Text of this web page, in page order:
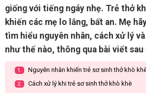
giống với tiếng ngáy nhẹ. Trẻ thở
khiến các mẹ lo lắng, bất an. Mẹ
tìm hiểu nguyên nhân, cách xử lý
như thế nào, thông qua bài viết sau
1. Nguyên nhân khiến trẻ sơ sinh thở khò
2. Cách xử lý khi trẻ sơ sinh thở khò khè